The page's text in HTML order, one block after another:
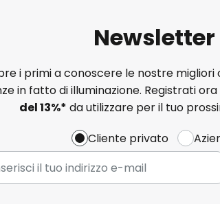
Newsletter
i primi a conoscere le nostre
in fatto di illuminazione. Registrati
del13%* da utilizzare per il tuo
Cliente privato